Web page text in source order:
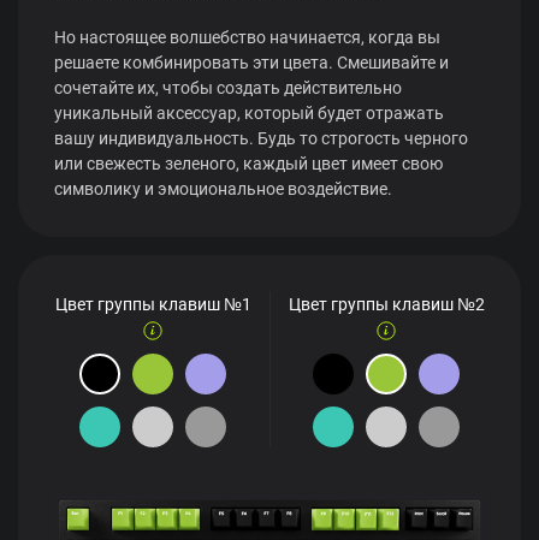
Но настоящее волшебство начинается, когда вы
решаете комбинировать эти цвета. Смешивайте и
сочетайте их, чтобы создать действительно
уникальный аксессуар, который будет отражать
вашу индивидуальность. Будь то строгость черного
или свежесть зеленого, каждый цвет имеет свою
символику и эмоциональное воздействие.
Цвет группы клавиш №1 Цвет группы клавиш №2